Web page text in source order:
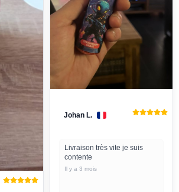
Johan L.
Livraison très vite je suis
contente
Il y a 3 mois